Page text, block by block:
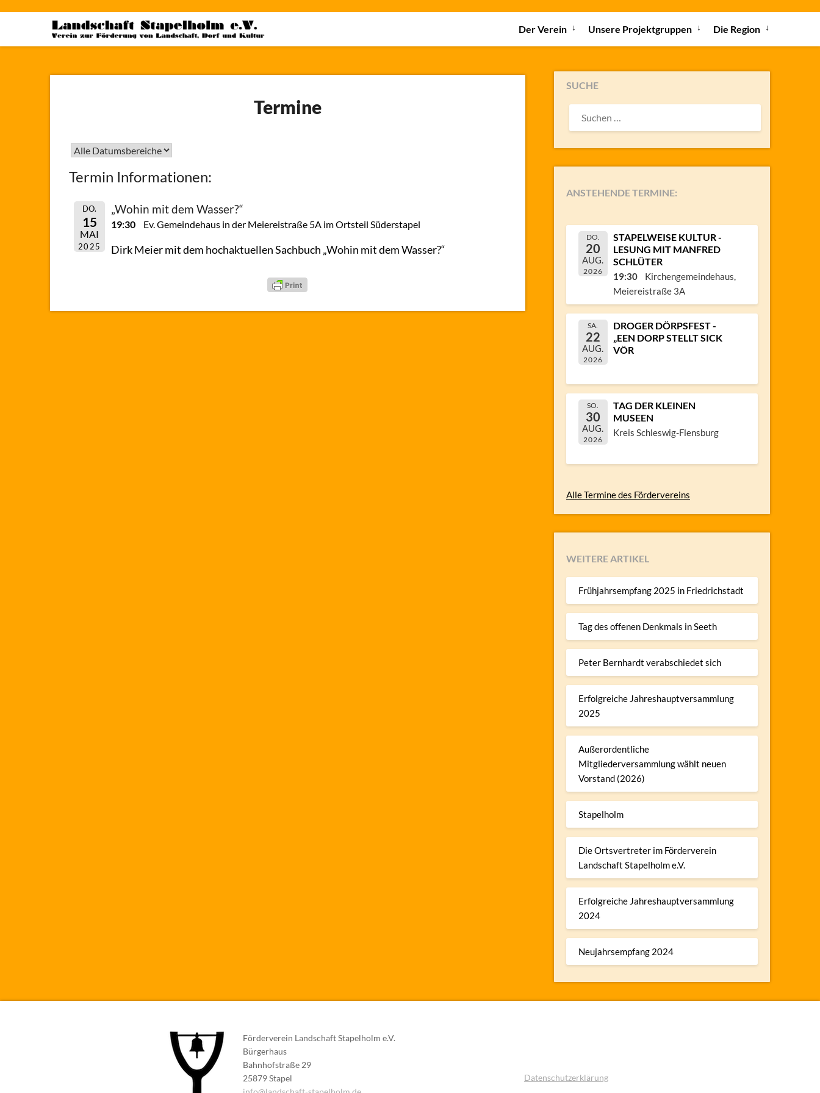
Der Verein Unsere Projektgruppen Die Region
Termine
Termin Informationen:
DO.
15
MAI
2025
„Wohin mit dem Wasser?“
19:30 Ev. Gemeindehaus in der Meiereistraße 5A im Ortsteil Süderstapel
Dirk Meier mit dem hochaktuellen Sachbuch „Wohin mit dem Wasser?“
SUCHE
SUCHEN
NACH:
ANSTEHENDE TERMINE:
DO.
20
AUG.
2026
STAPELWEISE KULTUR -
LESUNG MIT MANFRED
SCHLÜTER
19:30
Kirchengemeindehaus,
Meiereistraße 3A
SA.
22
AUG.
2026
DROGER DÖRPSFEST -
„EEN DORP STELLT SICK
VÖR
SO.
30
AUG.
2026
TAG DER KLEINEN
MUSEEN
Kreis Schleswig-Flensburg
Alle Termine des Fördervereins
WEITERE ARTIKEL
Frühjahrsempfang 2025 in Friedrichstadt
Tag des offenen Denkmals in Seeth
Peter Bernhardt verabschiedet sich
Erfolgreiche Jahreshauptversammlung
2025
Außerordentliche
Mitgliederversammlung wählt neuen
Vorstand (2026)
Stapelholm
Die Ortsvertreter im Förderverein
Landschaft Stapelholm e.V.
Erfolgreiche Jahreshauptversammlung
2024
Neujahrsempfang 2024
Förderverein Landschaft Stapelholm e.V.
Bürgerhaus
Bahnhofstraße 29
25879 Stapel
Datenschutzerklärung